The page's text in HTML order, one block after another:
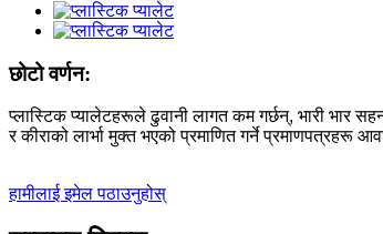
छोटो वर्णन:
प्लास्टिक प्यालेटहरूले ढुवानी लागत कम गर्छन्, भारी भार सहन
र कीराको लार्भा मुक्त भएको प्रमाणित गर्ने प्रमाणपत्रहरू
हामीलाई इमेल पठाउनुहोस्